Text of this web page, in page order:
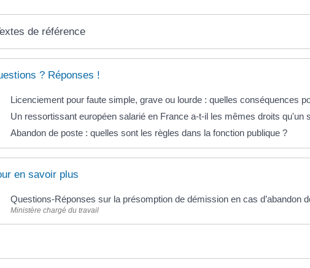
de référence
? Réponses !
Licenciement pour faute simple, grave ou lourde : quelles conséquences
Un ressortissant européen salarié en France a-t-il les mêmes droits qu'un
Abandon de poste : quelles sont les règles dans la fonction publique ?
en savoir plus
Questions-Réponses sur la présomption de démission en cas d’abandon
Ministère chargé du travail